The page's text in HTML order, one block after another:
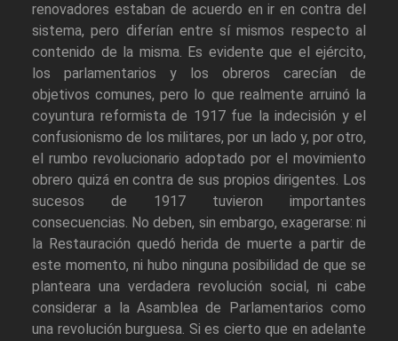
renovadores estaban de acuerdo en ir en contra del
sistema, pero diferían entre sí mismos respecto al
contenido de la misma. Es evidente que el ejército,
los parlamentarios y los obreros carecían de
objetivos comunes, pero lo que realmente arruinó la
coyuntura reformista de 1917 fue la indecisión y el
confusionismo de los militares, por un lado y, por otro,
el rumbo revolucionario adoptado por el movimiento
obrero quizá en contra de sus propios dirigentes. Los
sucesos de 1917 tuvieron importantes
consecuencias. No deben, sin embargo, exagerarse: ni
la Restauración quedó herida de muerte a partir de
este momento, ni hubo ninguna posibilidad de que se
planteara una verdadera revolución social, ni cabe
considerar a la Asamblea de Parlamentarios como
una revolución burguesa. Si es cierto que en adelante